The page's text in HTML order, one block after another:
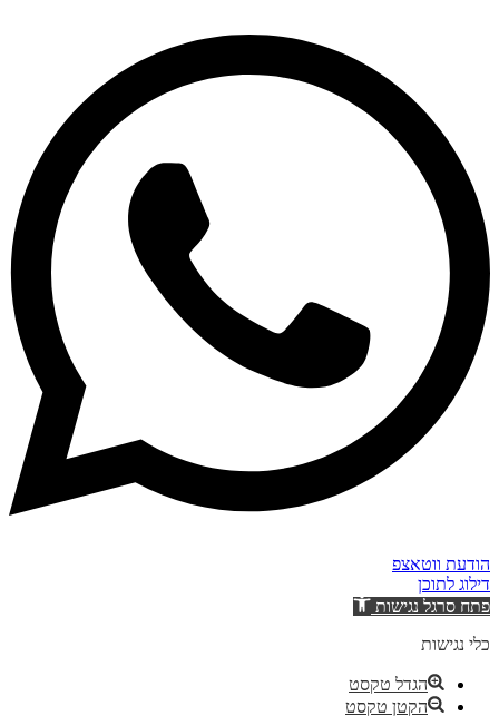
הודעת ווטאצפ
דילוג לתוכן
פתח סרגל נגישות
כלי נגישות
הגדל טקסט
הקטן טקסט